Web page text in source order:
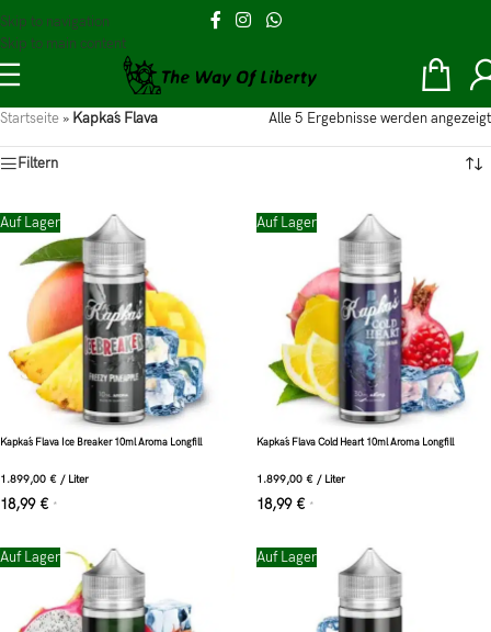
Skip to navigation
Skip to main content
Startseite » Kapka´s Flava Alle 5 Ergebnisse werden angezeigt
Filtern
Auf Lager
Kapka´s Flava Ice Breaker 10ml Aroma Longfill
1.899,00 € / Liter
18,99 € *
Auf Lager
Kapka´s Flava Cold Heart 10ml Aroma Longfill
1.899,00 € / Liter
18,99 € *
Auf Lager Auf Lager